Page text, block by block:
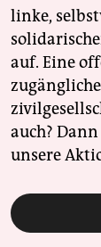
linke,
auf. Eine
auch?
unsere